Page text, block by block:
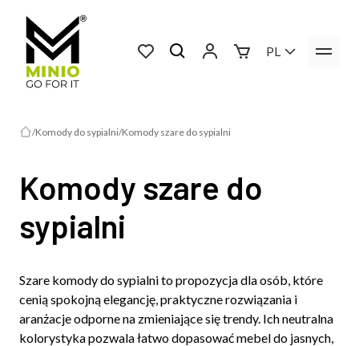
PL
Komody do sypialni Komody szare do sypialni
Komody szare do
sypialni
Szare komody do sypialni to propozycja dla osób, które
cenią spokojną elegancję, praktyczne rozwiązania i
aranżacje odporne na zmieniające się trendy. Ich neutralna
kolorystyka pozwala łatwo dopasować mebel do jasnych,